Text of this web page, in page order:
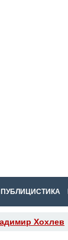
ПУБЛИЦИСТИКА
Хохлев